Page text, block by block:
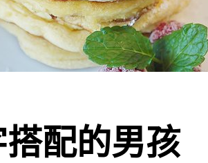
配的男孩